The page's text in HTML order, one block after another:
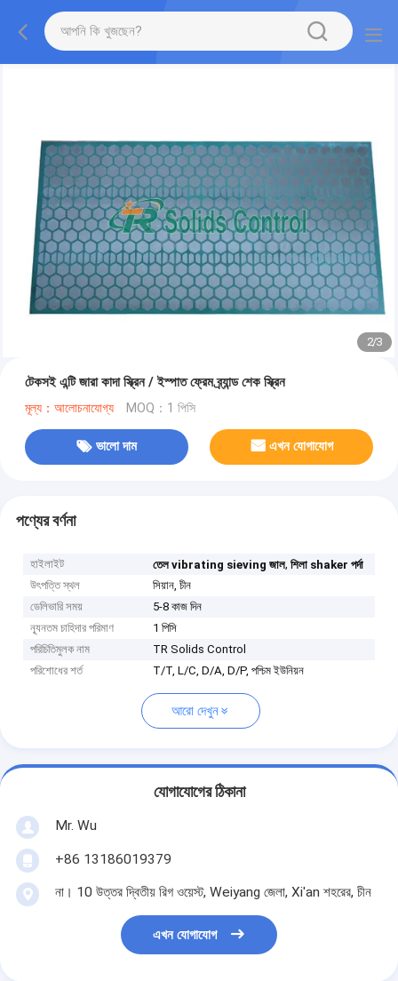
2/3
টেকসই এন্টি জারা কাদা স্ক্রিন / ইস্পাত ফ্রেম ব্র্যান্ড শেক স্ক্রিন
মূল্য：আলোচনাযোগ্য MOQ：1 পিসি
ভালো দাম এখন যোগাযোগ
পণ্যের বর্ণনা
হাইলাইট তেল vibrating sieving জাল,শিলা shaker পর্দা
উৎপত্তি স্থল
সিয়ান, চীন
ডেলিভারি সময়
5-8 কাজ দিন
ন্যূনতম চাহিদার পরিমাণ
1 পিসি
পরিচিতিমুলক নাম
TR Solids Control
পরিশোধের শর্ত
T/T, L/C, D/A, D/P, পশ্চিম ইউনিয়ন
আরো দেখুন
যোগাযোগের ঠিকানা
Mr. Wu
+86 13186019379
না। 10 উত্তর দ্বিতীয় রিগ ওয়েস্ট, Weiyang জেলা, Xi'an শহরের, চীন
এখন যোগাযোগ